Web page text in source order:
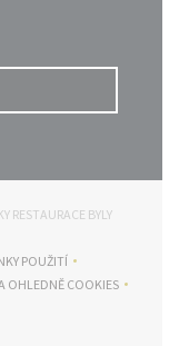
RESTAURACE BYLY
SE V NOVÉM OKNĚ))
POUŽITÍ
((OTEVŘE SE V NOVÉM
OHLEDNĚ COOKIES
((OTEVŘE SE V NOVÉM
NOVÉM OKNĚ))